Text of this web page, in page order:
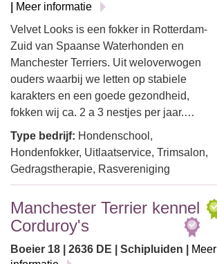
Meer informatie
Velvet Looks is een fokker in Rotterdam-
Zuid van Spaanse Waterhonden en
Manchester Terriers. Uit weloverwogen
ouders waarbij we letten op stabiele
karakters en een goede gezondheid,
fokken wij ca. 2 a 3 nestjes per jaar.…
Type bedrijf: Hondenschool,
Hondenfokker, Uitlaatservice, Trimsalon,
Gedragstherapie, Rasvereniging
Manchester Terrier kennel
Corduroy's
Boeier 18 | 2636 DE | Schipluiden |
Meer